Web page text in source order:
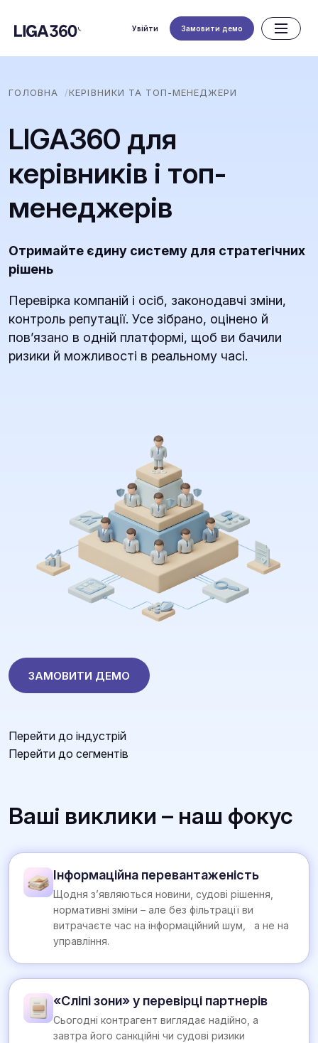
Увійти Замовити демо
ГОЛОВНА КЕРІВНИКИ ТА ТОП-МЕНЕДЖЕРИ
LIGA360 для
керівників і топ-
менеджерів
Отримайте єдину систему для стратегічних
рішень
Перевірка компаній і осіб, законодавчі зміни,
контроль репутації. Усе зібрано, оцінено й
повʼязано в одній платформі, щоб ви бачили
ризики й можливості в реальному часі.
ЗАМОВИТИ ДЕМО
Перейти до індустрій
Перейти до сегментів
Ваші виклики – наш фокус
Інформаційна перевантаженість
Щодня з’являються новини, судові рішення,
нормативні зміни – але без фільтрації ви
витрачаєте час на інформаційний шум, а не на
управління.
«Сліпі зони» у перевірці партнерів
Сьогодні контрагент виглядає надійно, а
завтра його санкційні чи судові ризики